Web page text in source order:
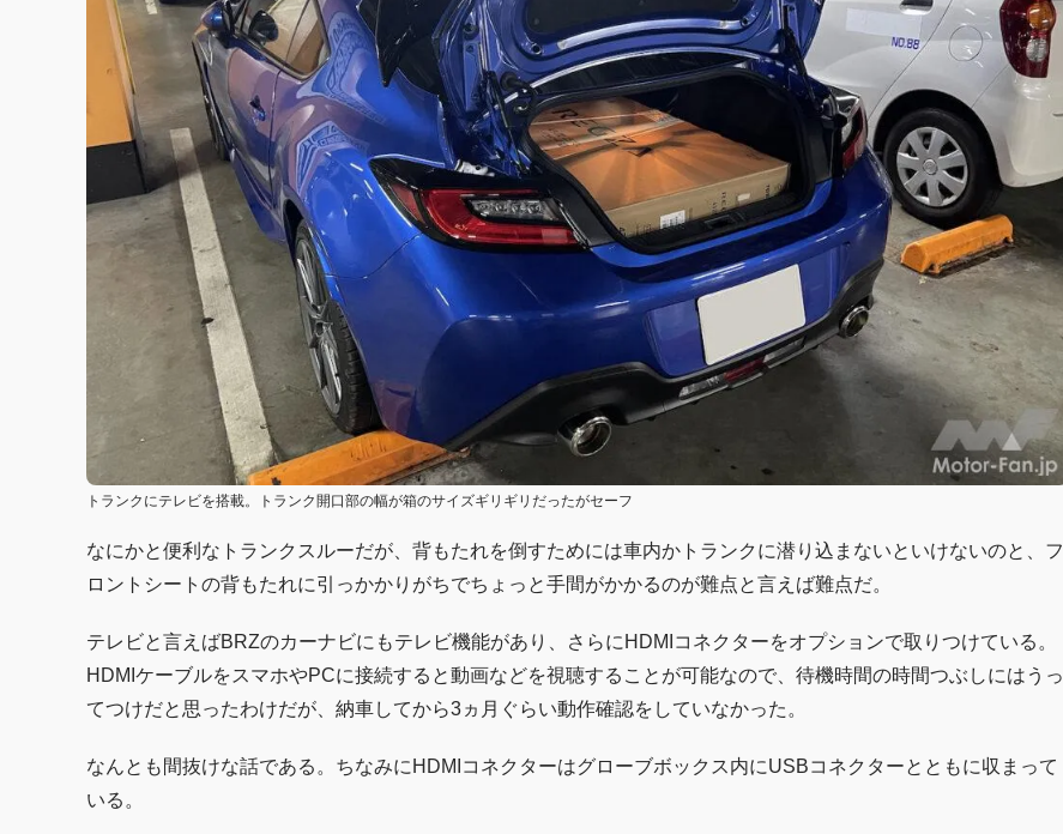
トランクにテレビを搭載。トランク開口部の幅が箱のサイズギリギリだったがセーフ
なにかと便利なトランクスルーだが、背もたれを倒すためには車内かトランクに潜り込まないといけないのと、フ
ロントシートの背もたれに引っかかりがちでちょっと手間がかかるのが難点と言えば難点だ。
テレビと言えばBRZのカーナビにもテレビ機能があり、さらにHDMIコネクターをオプションで取りつけている。
HDMIケーブルをスマホやPCに接続すると動画などを視聴することが可能なので、待機時間の時間つぶしにはうっ
てつけだと思ったわけだが、納車してから3ヵ月ぐらい動作確認をしていなかった。
なんとも間抜けな話である。ちなみにHDMIコネクターはグローブボックス内にUSBコネクターとともに収まって
いる。